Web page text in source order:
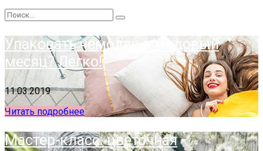
Упаковать чемодан в медовый
месяц? Легко!
11.03.2019
Читать подробнее
Мастер-класс: цветочная